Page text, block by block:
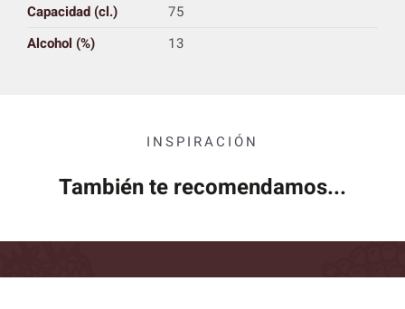
Capacidad (cl.)
75
Alcohol (%)
13
INSPIRACIÓN
También te recomendamos...